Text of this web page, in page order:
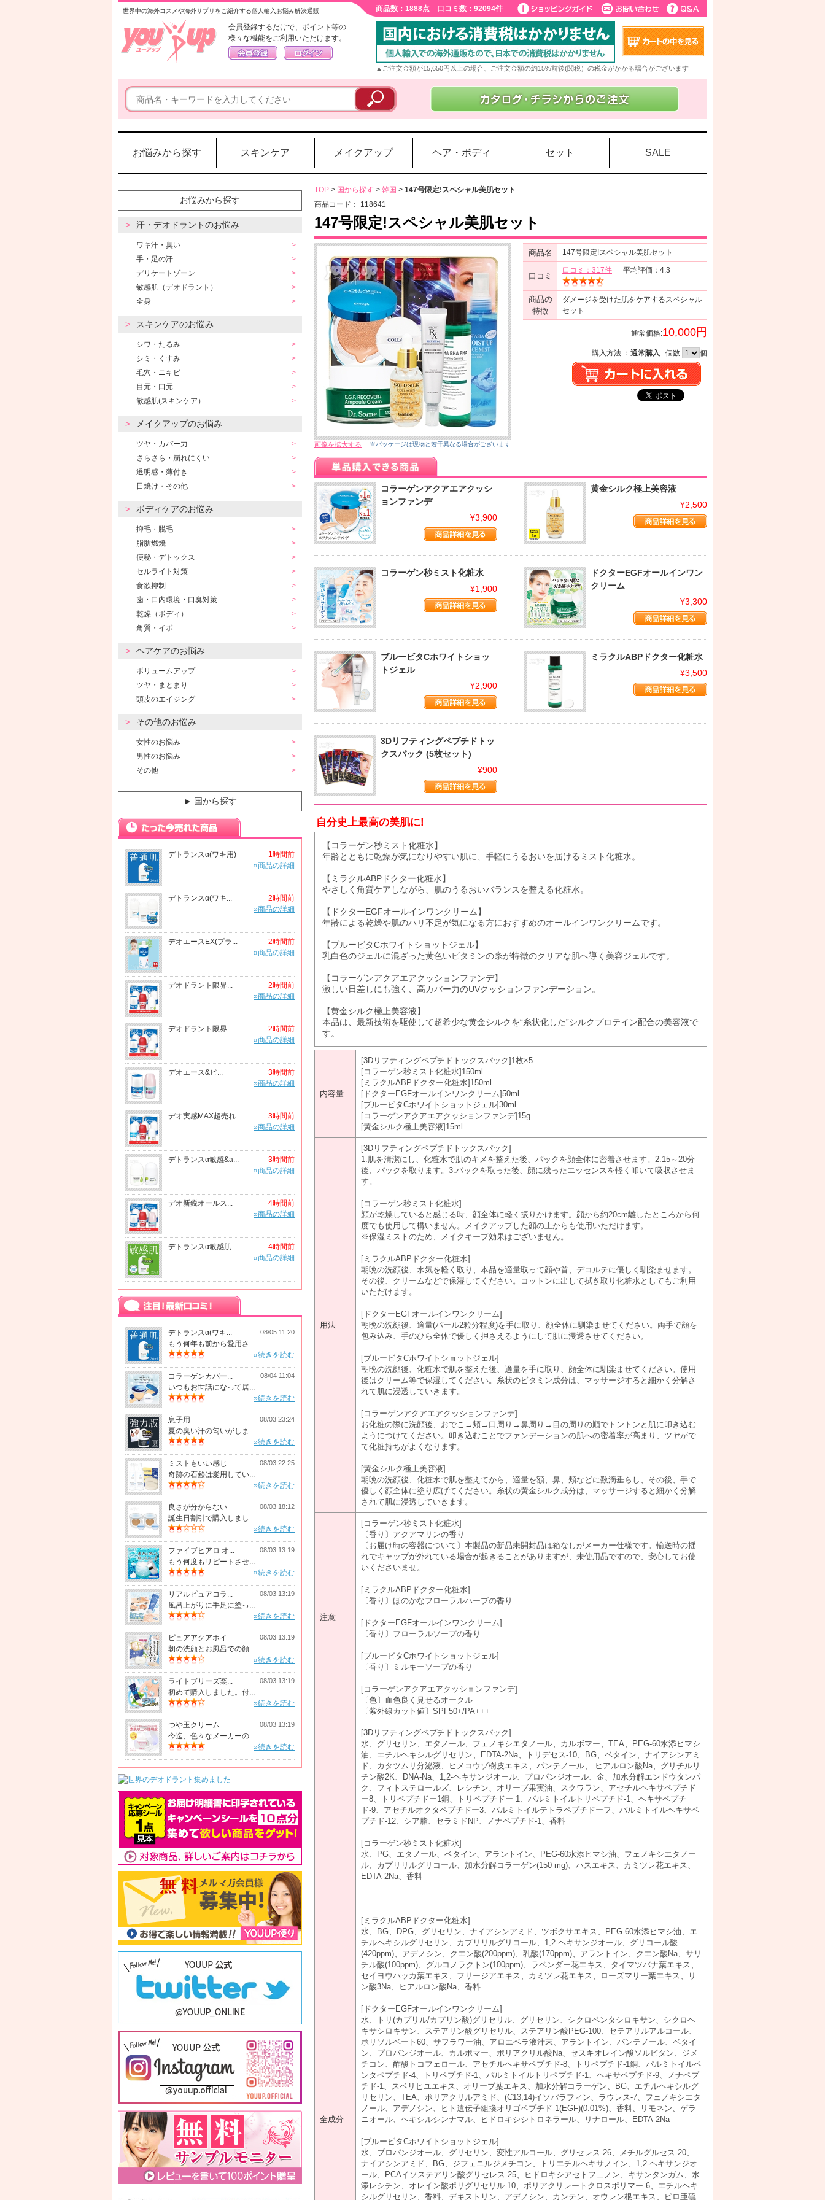
世界中の海外コスメや海外サプリをご紹介する個人輸入お悩み解決通販 商品数：1888点 口コミ数：92094件
会員登録するだけで、ポイント等の
様々な機能をご利用いただけます。
▲ご注文金額が15,650円以上の場合、ご注文金額の約15%前後(関税）の税金がかかる場合がございます
お悩みから探す スキンケア メイクアップ ヘア・ボディ セット SALE
お悩みから探す
汗・デオドラントのお悩み
ワキ汗・臭い
手・足の汗
デリケートゾーン
敏感肌（デオドラント）
全身
スキンケアのお悩み
シワ・たるみ
シミ・くすみ
毛穴・ニキビ
目元・口元
敏感肌(スキンケア）
メイクアップのお悩み
ツヤ・カバー力
さらさら・崩れにくい
透明感・薄付き
日焼け・その他
ボディケアのお悩み
抑毛・脱毛
脂肪燃焼
便秘・デトックス
セルライト対策
食欲抑制
歯・口内環境・口臭対策
乾燥（ボディ）
角質・イボ
ヘアケアのお悩み
ボリュームアップ
ツヤ・まとまり
頭皮のエイジング
その他のお悩み
女性のお悩み
男性のお悩み
その他
▼ 国から探す
デトランスα(ワキ用)
1時間前
»商品の詳細
デトランスα(ワキ...
2時間前
»商品の詳細
デオエースEX(プラ...
2時間前
»商品の詳細
デオドラント限界...
2時間前
»商品の詳細
デオドラント限界...
2時間前
»商品の詳細
デオエース&ピ...
3時間前
»商品の詳細
デオ実感MAX超売れ...
3時間前
»商品の詳細
デトランスα敏感&a...
3時間前
»商品の詳細
デオ新鋭オールス...
4時間前
»商品の詳細
デトランスα敏感肌...
4時間前
»商品の詳細
デトランスα(ワキ... 08/05 11:20
もう何年も前から愛用さ...
»続きを読む
コラーゲンカバー... 08/04 11:04
いつもお世話になって居...
»続きを読む
息子用 08/03 23:24
夏の臭い汗の匂いがしま...
»続きを読む
ミストもいい感じ 08/03 22:25
奇跡の石鹸は愛用してい...
»続きを読む
良さが分からない 08/03 18:12
誕生日割引で購入しまし...
»続きを読む
ファイブヒアロ オ... 08/03 13:19
もう何度もリピートさせ...
»続きを読む
リアルピュアコラ... 08/03 13:19
風呂上がりに手足に塗っ...
»続きを読む
ピュアアクアホイ... 08/03 13:19
朝の洗顔とお風呂での顔...
»続きを読む
ライトブリーズ楽... 08/03 13:19
初めて購入しました。付...
»続きを読む
つや玉クリーム ... 08/03 13:19
今迄、色々なメーカーの...
»続きを読む
TOP > 国から探す > 韓国 > 147号限定!スペシャル美肌セット
商品コード： 118641
147号限定!スペシャル美肌セット
画像を拡大する ※パッケージは現物と若干異なる場合がございます
商品名 147号限定!スペシャル美肌セット
口コミ
口コミ：317件 平均評価：4.3
商品の
特徴
ダメージを受けた肌をケアするスペシャル
セット
通常価格:10,000円
購入方法 ： 通常購入 個数 個
コラーゲンアクアエアクッシ
ョンファンデ
¥3,900
黄金シルク極上美容液
¥2,500
コラーゲン秒ミスト化粧水
¥1,900
ドクターEGFオールインワン
クリーム
¥3,300
ブルービタCホワイトショッ
トジェル
¥2,900
ミラクルABPドクター化粧水
¥3,500
3Dリフティングペプチドトッ
クスパック (5枚セット)
¥900
自分史上最高の美肌に!
【コラーゲン秒ミスト化粧水】
年齢とともに乾燥が気になりやすい肌に、手軽にうるおいを届けるミスト化粧水。
【ミラクルABPドクター化粧水】
やさしく角質ケアしながら、肌のうるおいバランスを整える化粧水。
【ドクターEGFオールインワンクリーム】
年齢による乾燥や肌のハリ不足が気になる方におすすめのオールインワンクリームです。
【ブルービタCホワイトショットジェル】
乳白色のジェルに混ざった黄色いビタミンの糸が特徴のクリアな肌へ導く美容ジェルです。
【コラーゲンアクアエアクッションファンデ】
激しい日差しにも強く、高カバー力のUVクッションファンデーション。
【黄金シルク極上美容液】
本品は、最新技術を駆使して超希少な黄金シルクを“糸状化した”シルクプロテイン配合の美容液で
す。
内容量
[3Dリフティングペプチドトックスパック]1枚×5
[コラーゲン秒ミスト化粧水]150ml
[ミラクルABPドクター化粧水]150ml
[ドクターEGFオールインワンクリーム]50ml
[ブルービタCホワイトショットジェル]30ml
[コラーゲンアクアエアクッションファンデ]15g
[黄金シルク極上美容液]15ml
用法
[3Dリフティングペプチドトックスパック]
1.肌を清潔にし、化粧水で肌のキメを整えた後、パックを顔全体に密着させます。2.15～20分
後、パックを取ります。3.パックを取った後、顔に残ったエッセンスを軽く叩いて吸収させま
す。
[コラーゲン秒ミスト化粧水]
顔が乾燥していると感じる時、顔全体に軽く振りかけます。顔から約20cm離したところから何
度でも使用して構いません。メイクアップした顔の上からも使用いただけます。
※保湿ミストのため、メイクキープ効果はございません。
[ミラクルABPドクター化粧水]
朝晩の洗顔後、水気を軽く取り、本品を適量取って顔や首、デコルテに優しく馴染ませます。
その後、クリームなどで保湿してください。コットンに出して拭き取り化粧水としてもご利用
いただけます。
[ドクターEGFオールインワンクリーム]
朝晩の洗顔後、適量(パール2粒分程度)を手に取り、顔全体に馴染ませてください。両手で顔を
包み込み、手のひら全体で優しく押さえるようにして肌に浸透させてください。
[ブルービタCホワイトショットジェル]
朝晩の洗顔後、化粧水で肌を整えた後、適量を手に取り、顔全体に馴染ませてください。使用
後はクリーム等で保湿してください。糸状のビタミン成分は、マッサージすると細かく分解さ
れて肌に浸透していきます。
[コラーゲンアクアエアクッションファンデ]
お化粧の際に洗顔後、おでこ→頬→口周り→鼻周り→目の周りの順でトントンと肌に叩き込む
ようにつけてください。叩き込むことでファンデーションの肌への密着率が高まり、ツヤがで
て化粧持ちがよくなります。
[黄金シルク極上美容液]
朝晩の洗顔後、化粧水で肌を整えてから、適量を額、鼻、頬などに数滴垂らし、その後、手で
優しく顔全体に塗り広げてください。糸状の黄金シルク成分は、マッサージすると細かく分解
されて肌に浸透していきます。
注意
[コラーゲン秒ミスト化粧水]
〔香り〕アクアマリンの香り
〔お届け時の容器について〕本製品の新品未開封品は箱なしがメーカー仕様です。輸送時の揺
れでキャップが外れている場合が起きることがありますが、未使用品ですので、安心してお使
いくださいませ。
[ミラクルABPドクター化粧水]
〔香り〕ほのかなフローラルハーブの香り
[ドクターEGFオールインワンクリーム]
〔香り〕フローラルソープの香り
[ブルービタCホワイトショットジェル]
〔香り〕ミルキーソープの香り
[コラーゲンアクアエアクッションファンデ]
〔色〕血色良く見せるオークル
〔紫外線カット値〕SPF50+/PA+++
全成分
[3Dリフティングペプチドトックスパック]
水、グリセリン、エタノール、フェノキシエタノール、カルボマー、TEA、PEG-60水添ヒマシ
油、エチルヘキシルグリセリン、EDTA-2Na、トリデセス-10、BG、ベタイン、ナイアシンアミ
ド、カタツムリ分泌液、ヒメコウゾ樹皮エキス、パンテノール、 ヒアルロン酸Na、グリチルリ
チン酸2K、DNA-Na、1,2-ヘキサンジオール、プロパンジオール、金、加水分解エンドウタンパ
ク、フィトステロールズ、レシチン、オリーブ果実油、スクワラン、アセチルヘキサペプチド
ー8、トリペプチドー1銅、トリペプチドー 1、パルミトイルトリペプチド-1、ヘキサペプチ
ド-9、アセチルオクタペプチドー3、パルミトイルテトラペプチドーフ、パルミトイルヘキサペ
プチド-12、シア脂、セラミドNP、ノナペプチド-1、香料
[コラーゲン秒ミスト化粧水]
水、PG、エタノール、ベタイン、アラントイン、PEG-60水添ヒマシ油、フェノキシエタノー
ル、カプリリルグリコール、加水分解コラーゲン(150 mg)、ハスエキス、カミツレ花エキス、
EDTA-2Na、香料
[ミラクルABPドクター化粧水]
水、BG、DPG、グリセリン、ナイアシンアミド、ツボクサエキス、PEG-60水添ヒマシ油、エ
チルヘキシルグリセリン、カプリリルグリコール、1,2-ヘキサンジオール、グリコール酸
(420ppm)、アデノシン、クエン酸(200ppm)、乳酸(170ppm)、アラントイン、クエン酸Na、サリ
チル酸(100ppm)、グルコノラクトン(100ppm)、ラベンダー花エキス、タイマツバナ葉エキス、
セイヨウハッカ葉エキス、フリージアエキス、カミツレ花エキス、ローズマリー葉エキス、リ
ン酸3Na、ヒアルロン酸Na、香料
[ドクターEGFオールインワンクリーム]
水、トリ(カプリル/カプリン酸)グリセリル、グリセリン、シクロペンタシロキサン、シクロヘ
キサシロキサン、ステアリン酸グリセリル、ステアリン酸PEG-100、セテアリルアルコール、
ポリソルベート60、サフラワー油、アロエベラ液汁末、アラントイン、パンテノール、ベタイ
ン、プロパンジオール、カルボマー、ポリアクリル酸Na、セスキオレイン酸ソルビタン、ジメ
チコン、酢酸トコフェロール、アセチルヘキサペプチド-8、トリペプチド-1銅、パルミトイルペ
ンタペプチド-4、トリペプチド-1、パルミトイルトリペプチド-1、ヘキサペプチド-9、ノナペプ
チド-1、スベリヒユエキス、オリーブ葉エキス、加水分解コラーゲン、BG、エチルヘキシルグ
リセリン、TEA、ポリアクリルアミド、(C13,14)イソパラフィン、ラウレス-7、フェノキシエタ
ノール、アデノシン、ヒト遺伝子組換オリゴペプチド-1(EGF)(0.01%)、香料、リモネン、ゲラ
ニオール、ヘキシルシンナマル、ヒドロキシシトロネラール、リナロール、EDTA-2Na
[ブルービタCホワイトショットジェル]
水、プロパンジオール、グリセリン、変性アルコール、グリセレス-26、メチルグルセス-20、
ナイアシンアミド、BG、ジフェニルジメチコン、トリエチルヘキサノイン、1,2-ヘキサンジオ
ール、PCAイソステアリン酸グリセレス-25、ヒドロキシアセトフェノン、キサンタンガム、水
添レシチン、オレイン酸ポリグリセリル-10、ポリアクリレートクロスポリマー-6、エチルヘキ
シルグリセリン、香料、デキストリン、アデノシン、カンテン、オウレン根エキス、ピロ亜硫